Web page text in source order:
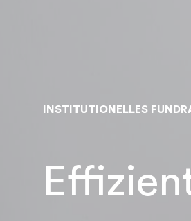
INSTITUTIONELLES